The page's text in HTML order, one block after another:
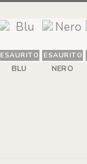
ESAURITO
BLU
ESAURITO
NERO